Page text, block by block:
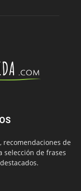
recomendaciones de
selección de frases